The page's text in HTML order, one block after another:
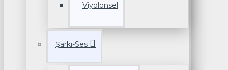
Viyolonsel
Şarkı-Ses